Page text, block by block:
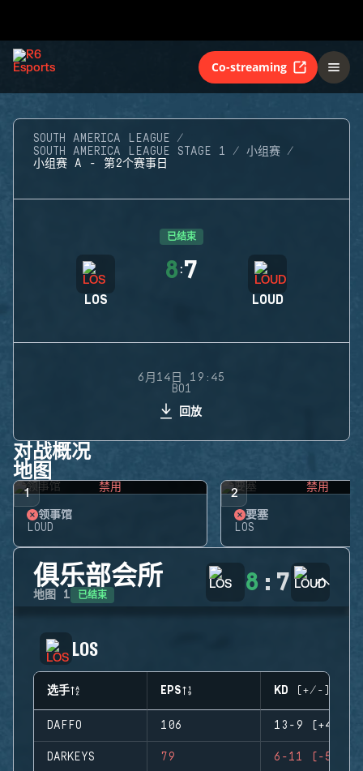
Co-streaming
SOUTH AMERICA LEAGUE
SOUTH AMERICA LEAGUE STAGE 1
小组赛
小组赛 A - 第2个赛事日
已结束
LOS
8 :7
LOUD
6月14日 19:45
BO1
回放
对战概况
地图
1 禁用
领事馆
LOUD
2 禁用
要塞
LOS
俱乐部会所
地图 1 已结束 8 : 7
LOS
选手 EPS KD (+/-)
DAFFO 106 13-9 (+4)
DARKEYS 79 6-11 (-5)